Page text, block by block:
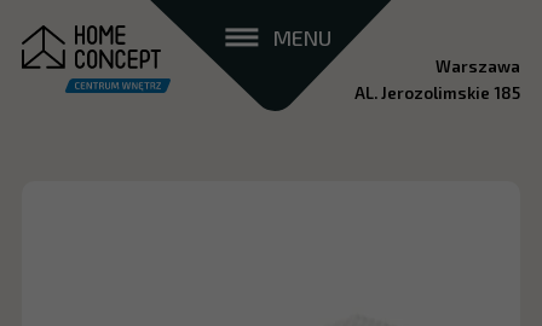
MENU
Warszawa
AL. Jerozolimskie 185